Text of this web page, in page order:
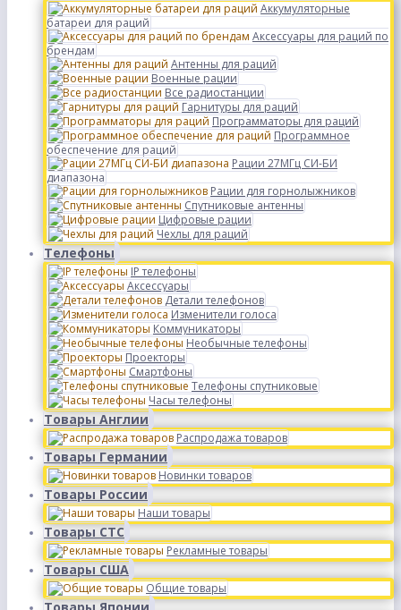
Аккумуляторные
батареи для раций
Аксессуары для раций по
брендам
Антенны для раций
Военные рации
Все радиостанции
Гарнитуры для раций
Программаторы для раций
Программное
обеспечение для раций
Рации 27МГц СИ-БИ
диапазона
Рации для горнолыжников
Спутниковые антенны
Цифровые рации
Чехлы для раций
Телефоны
IP телефоны
Аксессуары
Детали телефонов
Изменители голоса
Коммуникаторы
Необычные телефоны
Проекторы
Смартфоны
Телефоны спутниковые
Часы телефоны
Товары Англии
Распродажа товаров
Товары Германии
Новинки товаров
Товары России
Наши товары
Товары СТС
Рекламные товары
Товары США
Общие товары